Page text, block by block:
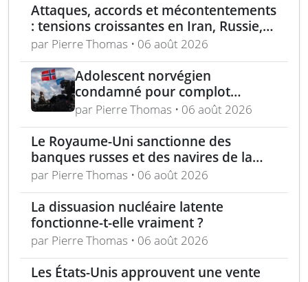
Attaques, accords et mécontentements
: tensions croissantes en Iran, Russie,
Chine, Corée du Nord et jihadistes
par Pierre Thomas • 06 août 2026
Adolescent norvégien
condamné pour complot
d’assassinat au Royaume-Uni
avec armes et munitions
par Pierre Thomas • 06 août 2026
Le Royaume-Uni sanctionne des
banques russes et des navires de la
flotte fantôme liée à Moscou
par Pierre Thomas • 06 août 2026
La dissuasion nucléaire latente
fonctionne-t-elle vraiment ?
par Pierre Thomas • 06 août 2026
Les États-Unis approuvent une vente